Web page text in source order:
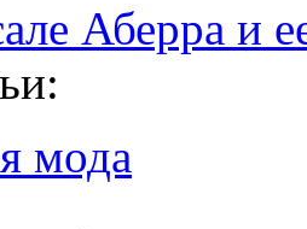
Аберра и
мода